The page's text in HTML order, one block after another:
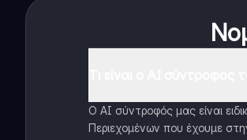
Ο AI σύντροφός μας είναι
Περιεχομένων που έχουμε